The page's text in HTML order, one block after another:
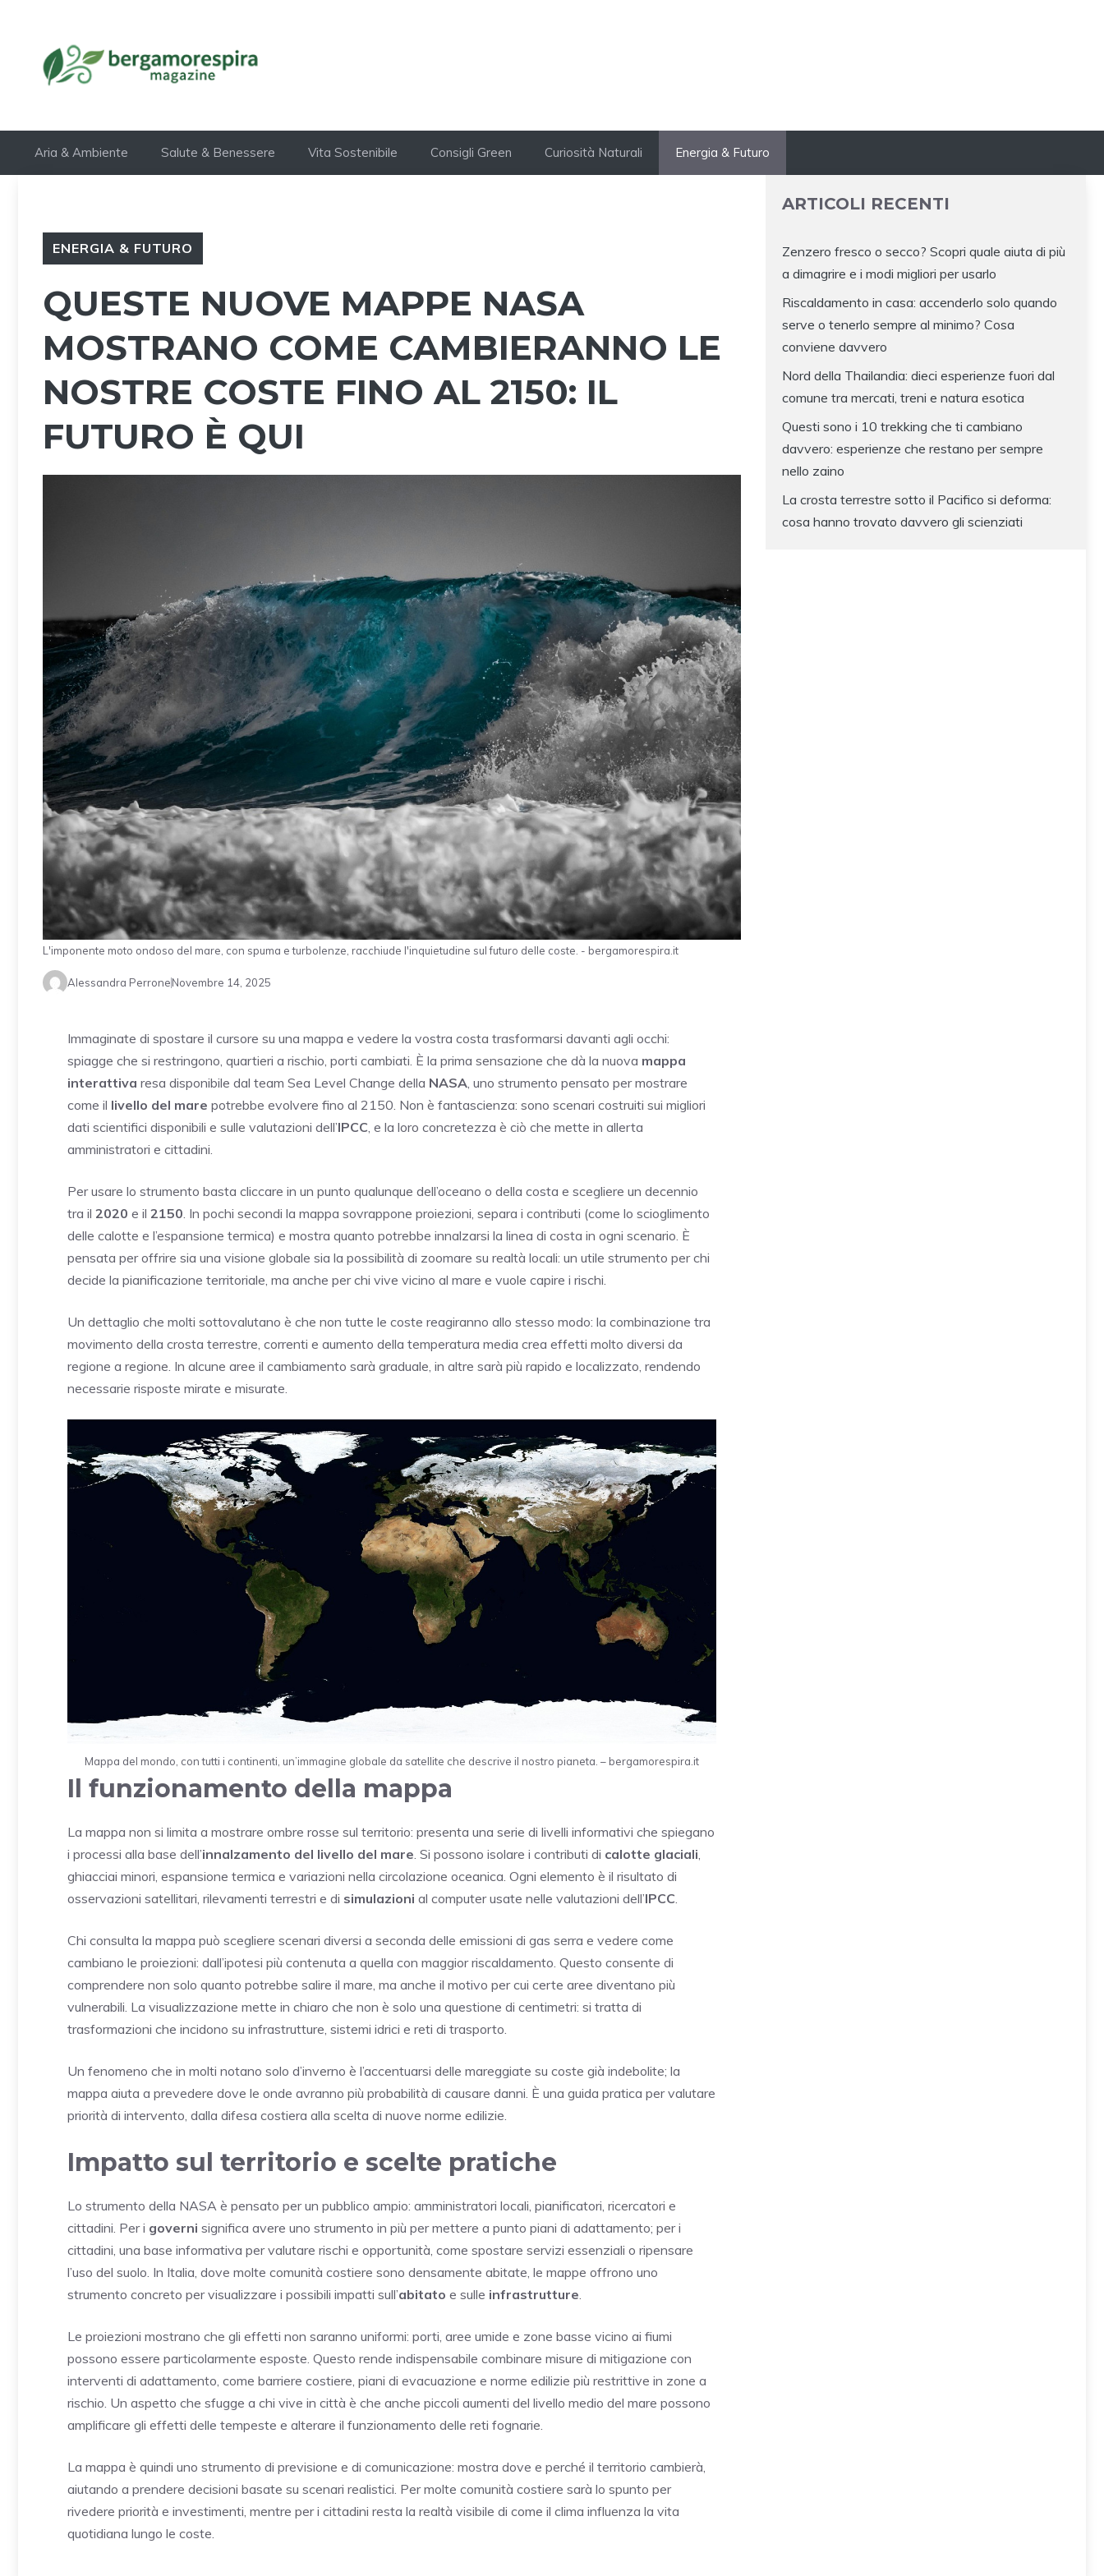
contenuto
Aria & Ambiente Salute & Benessere Vita Sostenibile Consigli Green Curiosità Naturali Energia & Futuro
ENERGIA & FUTURO
QUESTE NUOVE MAPPE NASA
MOSTRANO COME CAMBIERANNO LE
NOSTRE COSTE FINO AL 2150: IL
FUTURO È QUI
L'imponente moto ondoso del mare, con spuma e turbolenze, racchiude l'inquietudine sul futuro delle coste. - bergamorespira.it
Alessandra PerroneNovembre 14, 2025
Immaginate di spostare il cursore su una mappa e vedere la vostra costa trasformarsi davanti agli occhi:
spiagge che si restringono, quartieri a rischio, porti cambiati. È la prima sensazione che dà la nuova mappa
interattiva resa disponibile dal team Sea Level Change della NASA, uno strumento pensato per mostrare
come il livello del mare potrebbe evolvere fino al 2150. Non è fantascienza: sono scenari costruiti sui migliori
dati scientifici disponibili e sulle valutazioni dell’IPCC, e la loro concretezza è ciò che mette in allerta
amministratori e cittadini.
Per usare lo strumento basta cliccare in un punto qualunque dell’oceano o della costa e scegliere un decennio
tra il 2020 e il 2150. In pochi secondi la mappa sovrappone proiezioni, separa i contributi (come lo scioglimento
delle calotte e l’espansione termica) e mostra quanto potrebbe innalzarsi la linea di costa in ogni scenario. È
pensata per offrire sia una visione globale sia la possibilità di zoomare su realtà locali: un utile strumento per chi
decide la pianificazione territoriale, ma anche per chi vive vicino al mare e vuole capire i rischi.
Un dettaglio che molti sottovalutano è che non tutte le coste reagiranno allo stesso modo: la combinazione tra
movimento della crosta terrestre, correnti e aumento della temperatura media crea effetti molto diversi da
regione a regione. In alcune aree il cambiamento sarà graduale, in altre sarà più rapido e localizzato, rendendo
necessarie risposte mirate e misurate.
Mappa del mondo, con tutti i continenti, un’immagine globale da satellite che descrive il nostro pianeta. – bergamorespira.it
Il funzionamento della mappa
La mappa non si limita a mostrare ombre rosse sul territorio: presenta una serie di livelli informativi che spiegano
i processi alla base dell’innalzamento del livello del mare. Si possono isolare i contributi di calotte glaciali,
ghiacciai minori, espansione termica e variazioni nella circolazione oceanica. Ogni elemento è il risultato di
osservazioni satellitari, rilevamenti terrestri e di simulazioni al computer usate nelle valutazioni dell’IPCC.
Chi consulta la mappa può scegliere scenari diversi a seconda delle emissioni di gas serra e vedere come
cambiano le proiezioni: dall’ipotesi più contenuta a quella con maggior riscaldamento. Questo consente di
comprendere non solo quanto potrebbe salire il mare, ma anche il motivo per cui certe aree diventano più
vulnerabili. La visualizzazione mette in chiaro che non è solo una questione di centimetri: si tratta di
trasformazioni che incidono su infrastrutture, sistemi idrici e reti di trasporto.
Un fenomeno che in molti notano solo d’inverno è l’accentuarsi delle mareggiate su coste già indebolite; la
mappa aiuta a prevedere dove le onde avranno più probabilità di causare danni. È una guida pratica per valutare
priorità di intervento, dalla difesa costiera alla scelta di nuove norme edilizie.
Impatto sul territorio e scelte pratiche
Lo strumento della NASA è pensato per un pubblico ampio: amministratori locali, pianificatori, ricercatori e
cittadini. Per i governi significa avere uno strumento in più per mettere a punto piani di adattamento; per i
cittadini, una base informativa per valutare rischi e opportunità, come spostare servizi essenziali o ripensare
l’uso del suolo. In Italia, dove molte comunità costiere sono densamente abitate, le mappe offrono uno
strumento concreto per visualizzare i possibili impatti sull’abitato e sulle infrastrutture.
Le proiezioni mostrano che gli effetti non saranno uniformi: porti, aree umide e zone basse vicino ai fiumi
possono essere particolarmente esposte. Questo rende indispensabile combinare misure di mitigazione con
interventi di adattamento, come barriere costiere, piani di evacuazione e norme edilizie più restrittive in zone a
rischio. Un aspetto che sfugge a chi vive in città è che anche piccoli aumenti del livello medio del mare possono
amplificare gli effetti delle tempeste e alterare il funzionamento delle reti fognarie.
La mappa è quindi uno strumento di previsione e di comunicazione: mostra dove e perché il territorio cambierà,
aiutando a prendere decisioni basate su scenari realistici. Per molte comunità costiere sarà lo spunto per
rivedere priorità e investimenti, mentre per i cittadini resta la realtà visibile di come il clima influenza la vita
quotidiana lungo le coste.
ARTICOLI RECENTI
Zenzero fresco o secco? Scopri quale aiuta di più
a dimagrire e i modi migliori per usarlo
Riscaldamento in casa: accenderlo solo quando
serve o tenerlo sempre al minimo? Cosa
conviene davvero
Nord della Thailandia: dieci esperienze fuori dal
comune tra mercati, treni e natura esotica
Questi sono i 10 trekking che ti cambiano
davvero: esperienze che restano per sempre
nello zaino
La crosta terrestre sotto il Pacifico si deforma:
cosa hanno trovato davvero gli scienziati